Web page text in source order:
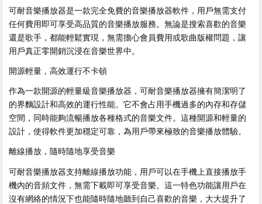
可耐音樂播放器是一款完全免費的音樂播放器軟件，用戶無需支付
任何費用即可享受高品質的音樂播放服務。無論是搜索喜歡的音樂
還是歌手，都能輕鬆實現，無需擔心會員費用或歌曲版權問題，讓
用戶真正零開銷沉浸在音樂世界中。
開源輕量，高效運行不卡頓
作為一款開源的輕量級音樂播放器，可耐音樂播放器擁有簡潔明了
的界麵設計和高效的運行性能。它不會占用手機過多的內存和存儲
空間，同時能夠流暢播放各種格式的音樂文件。這種開源和輕量的
設計，使得軟件更加穩定可靠，為用戶帶來極致的音樂播放體驗。
離線播放，隨時隨地享受音樂
可耐音樂播放器支持離線播放功能，用戶可以在手機上直接播放手
機內的音頻文件，無需下載即可享受音樂。這一特色功能讓用戶在
沒有網絡的情況下也能隨時隨地聽到自己喜歡的音樂，大大提升了